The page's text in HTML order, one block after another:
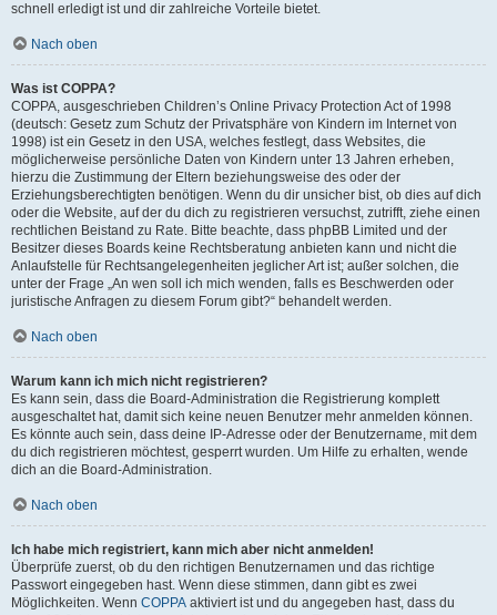
schnell erledigt ist und dir zahlreiche Vorteile bietet.
Nach oben
Was ist COPPA?
COPPA, ausgeschrieben Children’s Online Privacy Protection Act of 1998
(deutsch: Gesetz zum Schutz der Privatsphäre von Kindern im Internet von
1998) ist ein Gesetz in den USA, welches festlegt, dass Websites, die
möglicherweise persönliche Daten von Kindern unter 13 Jahren erheben,
hierzu die Zustimmung der Eltern beziehungsweise des oder der
Erziehungsberechtigten benötigen. Wenn du dir unsicher bist, ob dies auf dich
oder die Website, auf der du dich zu registrieren versuchst, zutrifft, ziehe einen
rechtlichen Beistand zu Rate. Bitte beachte, dass phpBB Limited und der
Besitzer dieses Boards keine Rechtsberatung anbieten kann und nicht die
Anlaufstelle für Rechtsangelegenheiten jeglicher Art ist; außer solchen, die
unter der Frage „An wen soll ich mich wenden, falls es Beschwerden oder
juristische Anfragen zu diesem Forum gibt?“ behandelt werden.
Nach oben
Warum kann ich mich nicht registrieren?
Es kann sein, dass die Board-Administration die Registrierung komplett
ausgeschaltet hat, damit sich keine neuen Benutzer mehr anmelden können.
Es könnte auch sein, dass deine IP-Adresse oder der Benutzername, mit dem
du dich registrieren möchtest, gesperrt wurden. Um Hilfe zu erhalten, wende
dich an die Board-Administration.
Nach oben
Ich habe mich registriert, kann mich aber nicht anmelden!
Überprüfe zuerst, ob du den richtigen Benutzernamen und das richtige
Passwort eingegeben hast. Wenn diese stimmen, dann gibt es zwei
Möglichkeiten. Wenn COPPA aktiviert ist und du angegeben hast, dass du